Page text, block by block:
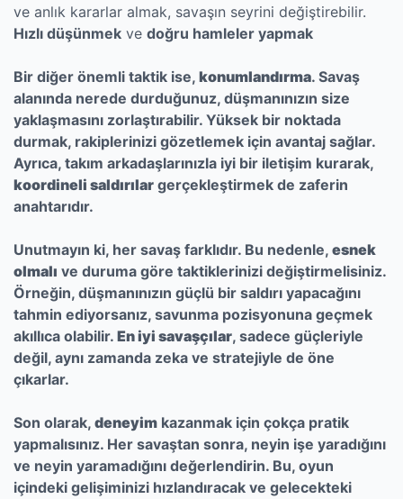
ve anlık kararlar almak, savaşın seyrini değiştirebilir.
Hızlı düşünmek ve doğru hamleler yapmak
Bir diğer önemli taktik ise, konumlandırma. Savaş
alanında nerede durduğunuz, düşmanınızın size
yaklaşmasını zorlaştırabilir. Yüksek bir noktada
durmak, rakiplerinizi gözetlemek için avantaj sağlar.
Ayrıca, takım arkadaşlarınızla iyi bir iletişim kurarak,
koordineli saldırılar gerçekleştirmek de zaferin
anahtarıdır.
Unutmayın ki, her savaş farklıdır. Bu nedenle, esnek
olmalı ve duruma göre taktiklerinizi değiştirmelisiniz.
Örneğin, düşmanınızın güçlü bir saldırı yapacağını
tahmin ediyorsanız, savunma pozisyonuna geçmek
akıllıca olabilir. En iyi savaşçılar, sadece güçleriyle
değil, aynı zamanda zeka ve stratejiyle de öne
çıkarlar.
Son olarak, deneyim kazanmak için çokça pratik
yapmalısınız. Her savaştan sonra, neyin işe yaradığını
ve neyin yaramadığını değerlendirin. Bu, oyun
içindeki gelişiminizi hızlandıracak ve gelecekteki